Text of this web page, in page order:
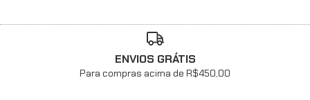
ENVIOS GRÁTIS
Para compras acima de R$450,00